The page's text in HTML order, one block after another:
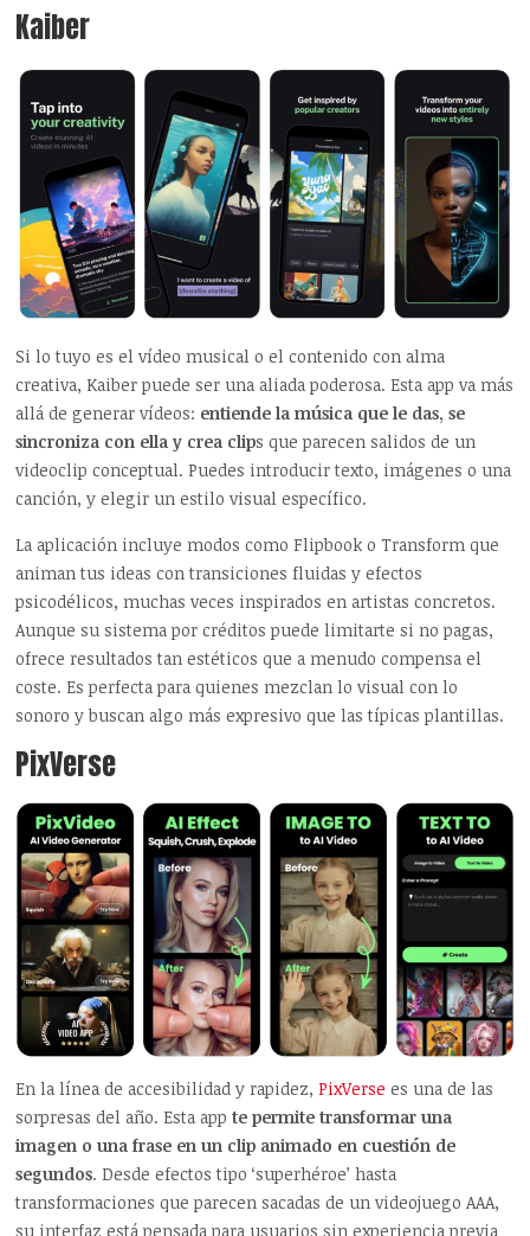
Kaiber
Si lo tuyo es el vídeo musical o el contenido con alma
creativa, Kaiber puede ser una aliada poderosa. Esta app va más
allá de generar vídeos: entiende la música que le das, se
sincroniza con ella y crea clips que parecen salidos de un
videoclip conceptual. Puedes introducir texto, imágenes o una
canción, y elegir un estilo visual específico.
La aplicación incluye modos como Flipbook o Transform que
animan tus ideas con transiciones fluidas y efectos
psicodélicos, muchas veces inspirados en artistas concretos.
Aunque su sistema por créditos puede limitarte si no pagas,
ofrece resultados tan estéticos que a menudo compensa el
coste. Es perfecta para quienes mezclan lo visual con lo
sonoro y buscan algo más expresivo que las típicas plantillas.
PixVerse
En la línea de accesibilidad y rapidez,PixVerse es una de las
sorpresas del año. Esta appte permite transformar una
imagen o una frase en un clip animado en cuestión de
segundos. Desde efectos tipo ‘superhéroe’ hasta
transformaciones que parecen sacadas de un videojuego AAA,
su interfaz está pensada para usuarios sin experiencia previa